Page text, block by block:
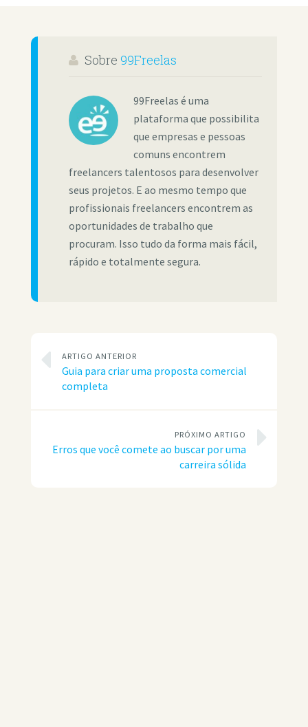
Sobre 99Freelas
99Freelas é uma
plataforma que possibilita
que empresas e pessoas
comuns encontrem
freelancers talentosos para desenvolver
seus projetos. E ao mesmo tempo que
profissionais freelancers encontrem as
oportunidades de trabalho que
procuram. Isso tudo da forma mais fácil,
rápido e totalmente segura.
ARTIGO ANTERIOR
Guia para criar uma proposta comercial
completa
PRÓXIMO ARTIGO
Erros que você comete ao buscar por uma
carreira sólida